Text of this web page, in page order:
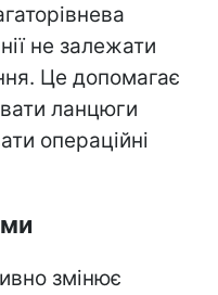
не залежати
Це допомагає
ланцюги
операційні
змінює